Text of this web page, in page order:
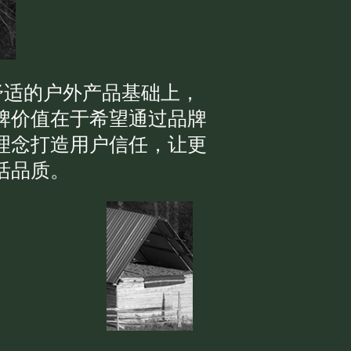
的户外产品基础上，
价值在于希望通过品牌
念打造用户信任，让更
质。